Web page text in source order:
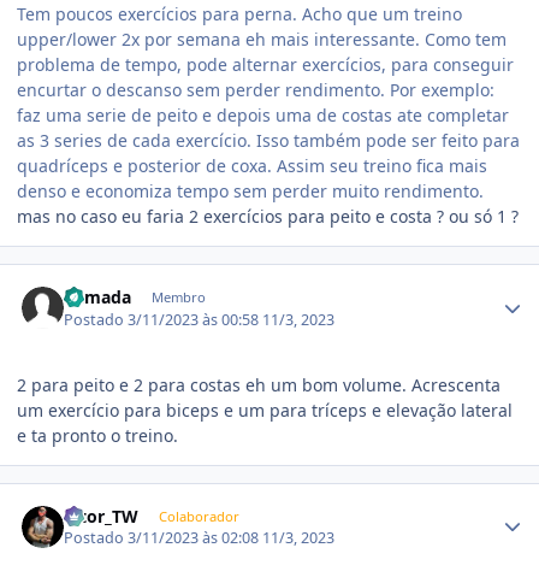
Tem poucos exercícios para perna. Acho que um treino
upper/lower 2x por semana eh mais interessante. Como tem
problema de tempo, pode alternar exercícios, para conseguir
encurtar o descanso sem perder rendimento. Por exemplo:
faz uma serie de peito e depois uma de costas ate completar
as 3 series de cada exercício. Isso também pode ser feito para
quadríceps e posterior de coxa. Assim seu treino fica mais
denso e economiza tempo sem perder muito rendimento.
mas no caso eu faria 2 exercícios para peito e costa ? ou só 1 ?
Remada Membro
Postado3/11/2023 às 00:58 11/3, 2023
2 para peito e 2 para costas eh um bom volume. Acrescenta
um exercício para biceps e um para tríceps e elevação lateral
e ta pronto o treino.
Vitor_TW Colaborador
Postado3/11/2023 às 02:08 11/3, 2023